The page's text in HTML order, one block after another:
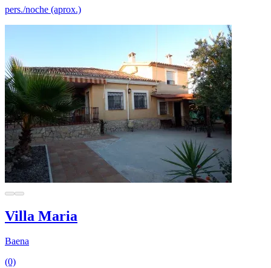
pers./noche (aprox.)
Villa Maria
Baena
(0)